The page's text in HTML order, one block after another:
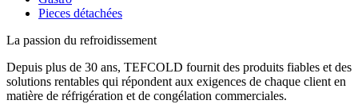
Pieces détachées
La passion du refroidissement
Depuis plus de 30 ans, TEFCOLD fournit des produits fiables et des
solutions rentables qui répondent aux exigences de chaque client en
matière de réfrigération et de congélation commerciales.